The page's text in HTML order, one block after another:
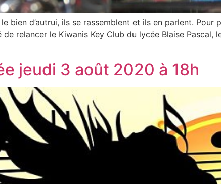
bien d’autrui, ils se rassemblent et ils en parlent.
relancer le Kiwanis Key Club du lycée Blaise
jeudi 3 août 2020 à 18h